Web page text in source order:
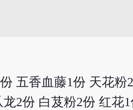
五香血藤1份 天花粉
2份 白芨粉2份 红花